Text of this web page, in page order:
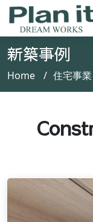
新築事例
Home 住宅事業